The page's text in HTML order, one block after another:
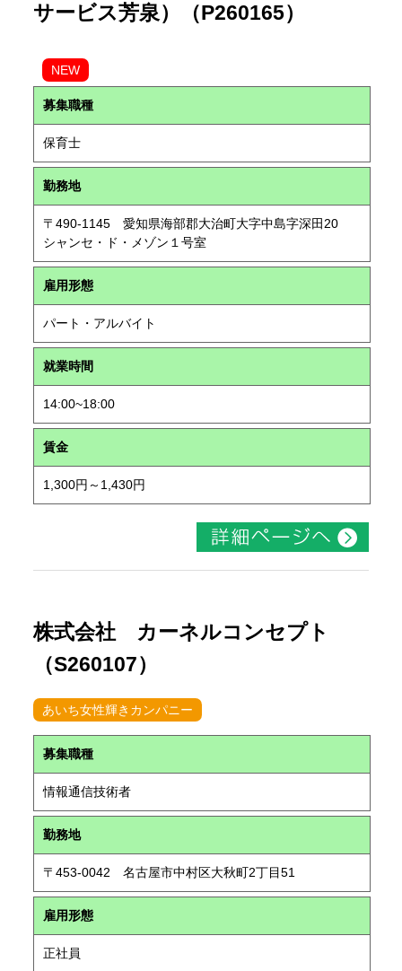
サービス芳泉）（P260165）
NEW
募集職種
保育士
勤務地
〒490-1145 愛知県海部郡大治町大字中島字深田20
シャンセ・ド・メゾン１号室
雇用形態
パート・アルバイト
就業時間
14:00~18:00
賃金
1,300円～1,430円
株式会社 カーネルコンセプト
（S260107）
あいち女性輝きカンパニー
募集職種
情報通信技術者
勤務地
〒453-0042 名古屋市中村区大秋町2丁目51
雇用形態
正社員